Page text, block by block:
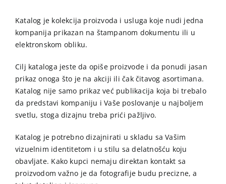
Katalog je kolekcija proizvoda i usluga koje nudi jedna
kompanija prikazan na štampanom dokumentu ili u
elektronskom obliku.
Cilj kataloga jeste da opiše proizvode i da ponudi jasan
prikaz onoga što je na akciji ili čak čitavog asortimana.
Katalog nije samo prikaz već publikacija koja bi trebalo
da predstavi kompaniju i Vaše poslovanje u najboljem
svetlu, stoga dizajnu treba prići pažljivo.
Katalog je potrebno dizajnirati u skladu sa Vašim
vizuelnim identitetom i u stilu sa delatnošću koju
obavljate. Kako kupci nemaju direktan kontakt sa
proizvodom važno je da fotografije budu precizne, a